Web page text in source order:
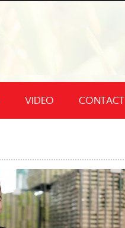
VIDEO CONTACT